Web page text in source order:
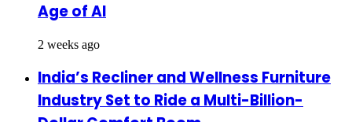
Age of AI
2 weeks ago
India’s Recliner and Wellness Furniture
Industry Set to Ride a Multi-Billion-